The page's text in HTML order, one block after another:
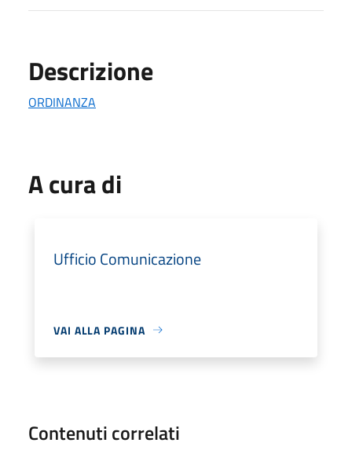
Descrizione
ORDINANZA
A cura di
Ufficio Comunicazione
VAI ALLA PAGINA
Contenuti correlati